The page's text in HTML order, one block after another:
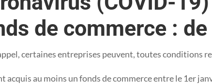
de commerce :
certaines entreprises peuvent, toutes conditions
acquis au moins un fonds de commerce entre le 1er